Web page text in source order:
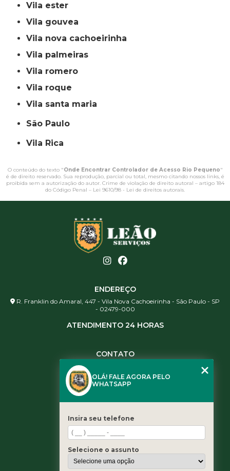
vila ester
vila gouvea
vila nova cachoeirinha
vila palmeiras
vila romero
vila roque
vila santa maria
São Paulo
Vila Rica
O conteúdo do texto "Onde Encontrar Controlador de Acesso Rio Pequeno"
é de direito reservado. Sua reprodução, parcial ou total, mesmo citando nossos links, é
proibida sem a autorização do autor. Crime de violação de direito autoral – artigo 184
do Código Penal – Lei 9610/98 - Lei de direitos autorais.
ENDEREÇO
R. Franklin do Amaral, 447 - Vila Nova Cachoeirinha - São Paulo - SP
- 02479-000
ATENDIMENTO 24 HORAS
CONTATO
(11) 3461-5871
contato@leaoservicos.com.br
Home
Quem somos
OLÁ! FALE AGORA PELO
WHATSAPP
Insira seu telefone
Selecione o assunto